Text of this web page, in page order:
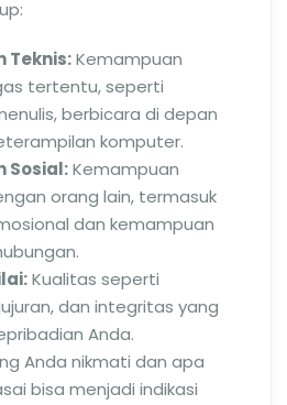
Teknis:Kemampuan
tertentu, seperti
berbicara di depan
komputer.
Sosial:Kemampuan
orang lain, termasuk
dan kemampuan
Kualitas seperti
dan integritas yang
Anda.
Anda nikmati dan apa
bisa menjadi indikasi